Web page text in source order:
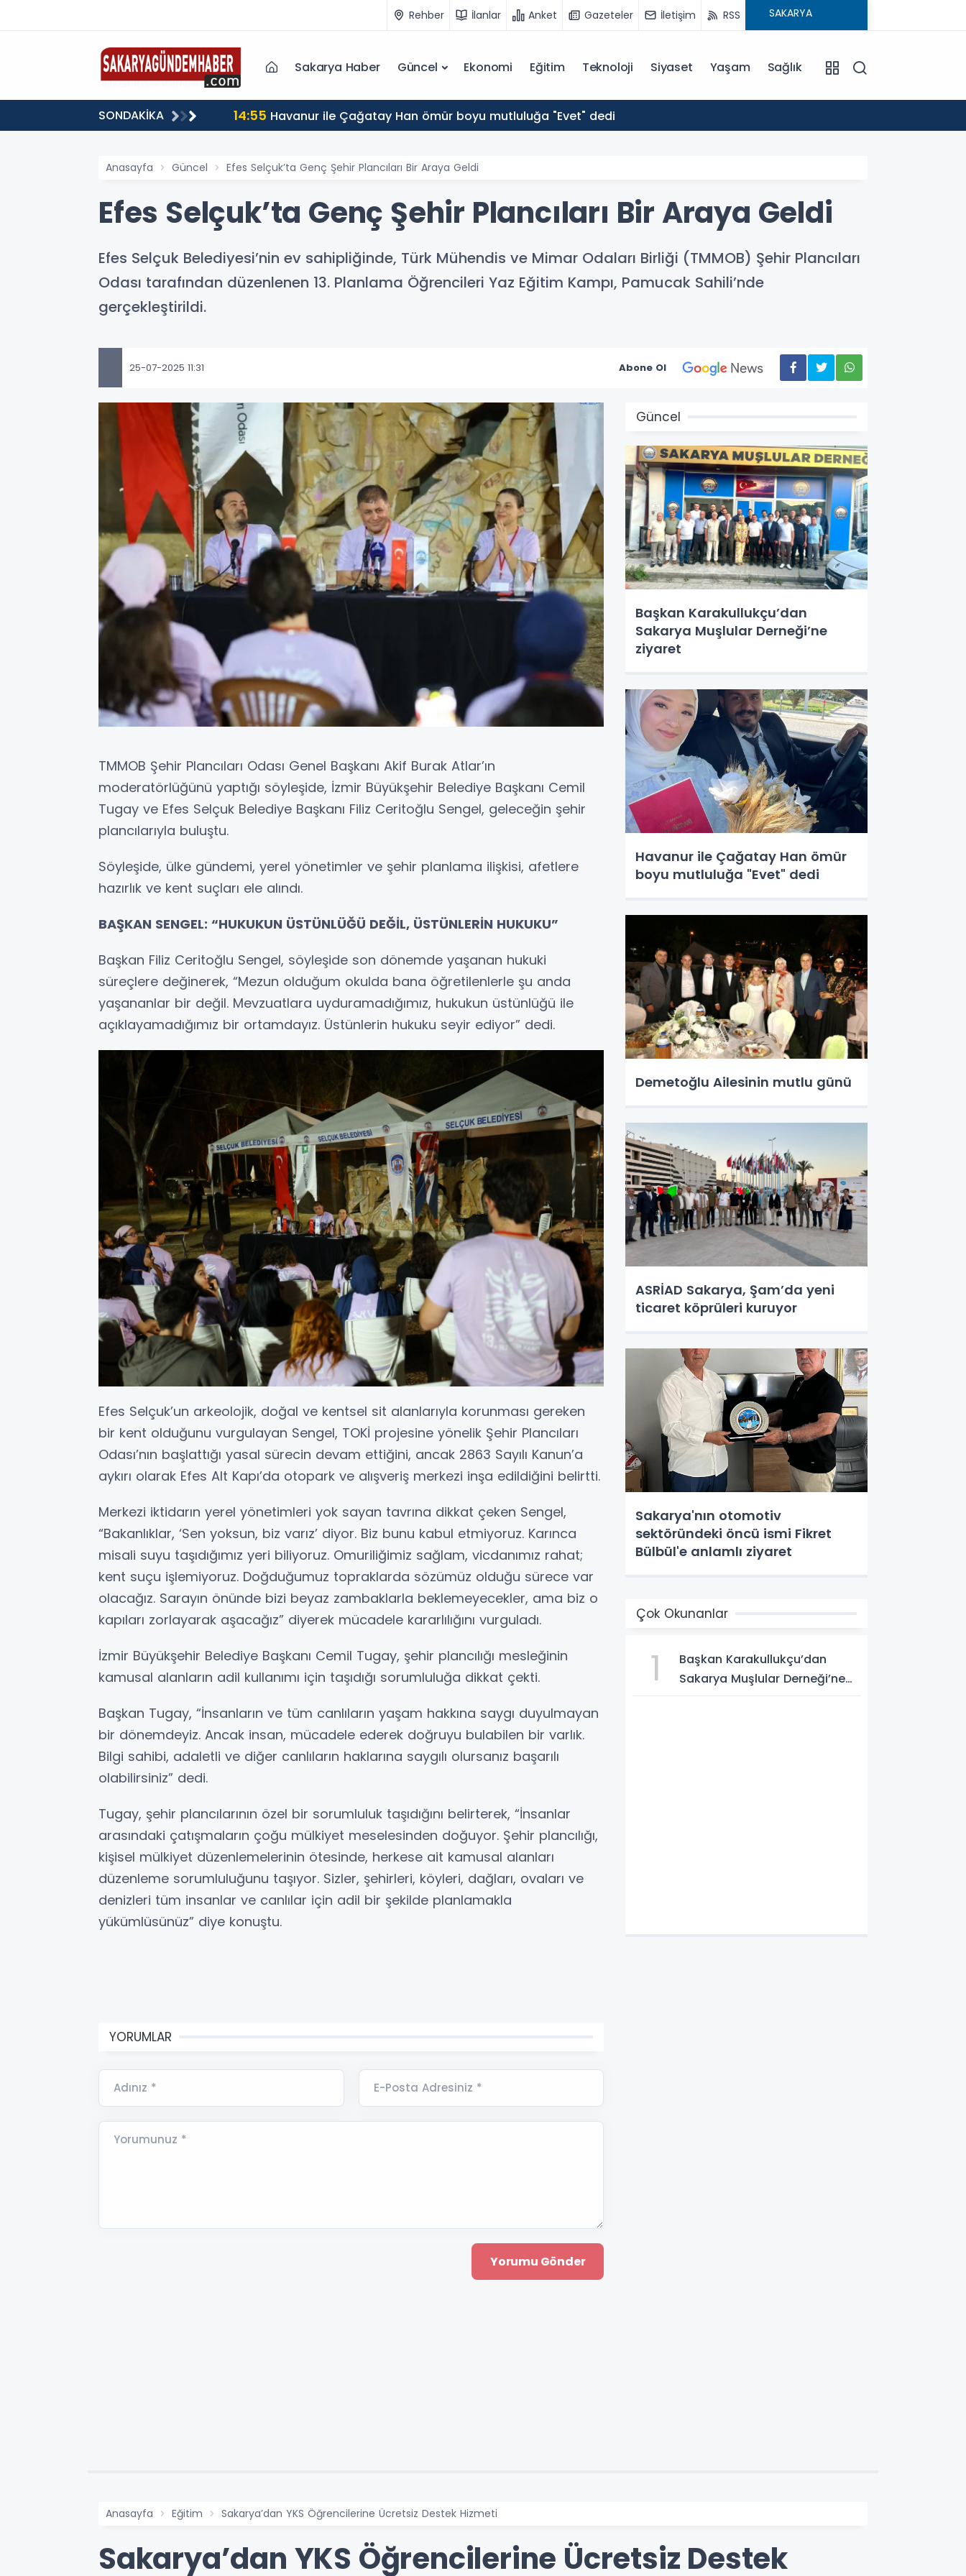
Rehber İlanlar Anket Gazeteler İletişim RSS
Sakarya Haber Güncel Ekonomi Eğitim Teknoloji Siyaset Yaşam Sağlık
SONDAKİKA 14:55 Havanur ile Çağatay Han ömür boyu mutluluğa "Evet" dedi
Anasayfa Güncel Efes Selçuk’ta Genç Şehir Plancıları Bir Araya Geldi
Efes Selçuk’ta Genç Şehir Plancıları Bir Araya Geldi
Efes Selçuk Belediyesi’nin ev sahipliğinde, Türk Mühendis ve Mimar Odaları Birliği (TMMOB) Şehir Plancıları
Odası tarafından düzenlenen 13. Planlama Öğrencileri Yaz Eğitim Kampı, Pamucak Sahili’nde
gerçekleştirildi.
25-07-2025 11:31 Abone Ol
TMMOB Şehir Plancıları Odası Genel Başkanı Akif Burak Atlar’ın
moderatörlüğünü yaptığı söyleşide, İzmir Büyükşehir Belediye Başkanı Cemil
Tugay ve Efes Selçuk Belediye Başkanı Filiz Ceritoğlu Sengel, geleceğin şehir
plancılarıyla buluştu.
Söyleşide, ülke gündemi, yerel yönetimler ve şehir planlama ilişkisi, afetlere
hazırlık ve kent suçları ele alındı.
BAŞKAN SENGEL: “HUKUKUN ÜSTÜNLÜĞÜ DEĞİL, ÜSTÜNLERİN HUKUKU”
Başkan Filiz Ceritoğlu Sengel, söyleşide son dönemde yaşanan hukuki
süreçlere değinerek, “Mezun olduğum okulda bana öğretilenlerle şu anda
yaşananlar bir değil. Mevzuatlara uyduramadığımız, hukukun üstünlüğü ile
açıklayamadığımız bir ortamdayız. Üstünlerin hukuku seyir ediyor” dedi.
Efes Selçuk’un arkeolojik, doğal ve kentsel sit alanlarıyla korunması gereken
bir kent olduğunu vurgulayan Sengel, TOKİ projesine yönelik Şehir Plancıları
Odası’nın başlattığı yasal sürecin devam ettiğini, ancak 2863 Sayılı Kanun’a
aykırı olarak Efes Alt Kapı’da otopark ve alışveriş merkezi inşa edildiğini belirtti.
Merkezi iktidarın yerel yönetimleri yok sayan tavrına dikkat çeken Sengel,
“Bakanlıklar, ‘Sen yoksun, biz varız’ diyor. Biz bunu kabul etmiyoruz. Karınca
misali suyu taşıdığımız yeri biliyoruz. Omuriliğimiz sağlam, vicdanımız rahat;
kent suçu işlemiyoruz. Doğduğumuz topraklarda sözümüz olduğu sürece var
olacağız. Sarayın önünde bizi beyaz zambaklarla beklemeyecekler, ama biz o
kapıları zorlayarak aşacağız” diyerek mücadele kararlılığını vurguladı.
İzmir Büyükşehir Belediye Başkanı Cemil Tugay, şehir plancılığı mesleğinin
kamusal alanların adil kullanımı için taşıdığı sorumluluğa dikkat çekti.
Başkan Tugay, “İnsanların ve tüm canlıların yaşam hakkına saygı duyulmayan
bir dönemdeyiz. Ancak insan, mücadele ederek doğruyu bulabilen bir varlık.
Bilgi sahibi, adaletli ve diğer canlıların haklarına saygılı olursanız başarılı
olabilirsiniz” dedi.
Tugay, şehir plancılarının özel bir sorumluluk taşıdığını belirterek, “İnsanlar
arasındaki çatışmaların çoğu mülkiyet meselesinden doğuyor. Şehir plancılığı,
kişisel mülkiyet düzenlemelerinin ötesinde, herkese ait kamusal alanları
düzenleme sorumluluğunu taşıyor. Sizler, şehirleri, köyleri, dağları, ovaları ve
denizleri tüm insanlar ve canlılar için adil bir şekilde planlamakla
yükümlüsünüz” diye konuştu.
YORUMLAR
Adınız * E-Posta Adresiniz *
Yorumunuz *
Güncel
Başkan Karakullukçu’dan
Sakarya Muşlular Derneği’ne
ziyaret
Havanur ile Çağatay Han ömür
boyu mutluluğa "Evet" dedi
Demetoğlu Ailesinin mutlu günü
ASRİAD Sakarya, Şam’da yeni
ticaret köprüleri kuruyor
Sakarya'nın otomotiv
sektöründeki öncü ismi Fikret
Bülbül'e anlamlı ziyaret
Çok Okunanlar
1
Başkan Karakullukçu’dan
Sakarya Muşlular Derneği’ne
Anasayfa Eğitim Sakarya’dan YKS Öğrencilerine Ücretsiz Destek Hizmeti
Sakarya’dan YKS Öğrencilerine Ücretsiz Destek